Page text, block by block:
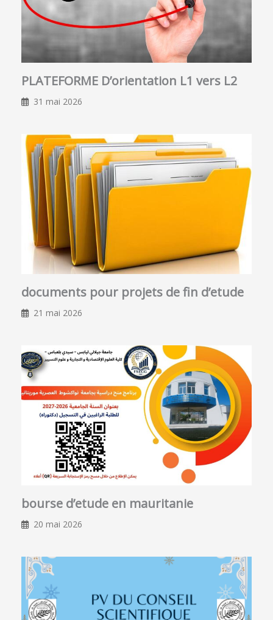
PLATEFORME D’orientation L1 vers L2
31 mai 2026
documents pour projets de fin d’etude
21 mai 2026
bourse d’etude en mauritanie
20 mai 2026